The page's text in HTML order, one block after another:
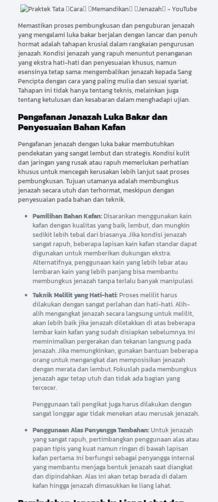
Memastikan proses pembungkusan dan penguburan jenazah
yang mengalami luka bakar berjalan dengan lancar dan penuh
hormat adalah tahapan krusial dalam rangkaian pengurusan
jenazah. Kondisi jenazah yang rapuh menuntut penanganan
yang ekstra hati-hati dan penyesuaian khusus, namun
esensinya tetap sama: mengembalikan jenazah kepada Sang
Pencipta dengan cara yang paling mulia dan sesuai syariat.
Tahapan ini tidak hanya tentang teknis, melainkan juga
tentang ketulusan dan kesabaran dalam menghadapi ujian.
Pengafanan Jenazah Luka Bakar dan
Penyesuaian Bahan Kafan
Pengafanan jenazah dengan luka bakar membutuhkan
pendekatan yang sangat lembut dan strategis. Kondisi kulit
dan jaringan yang rusak atau rapuh memerlukan perhatian
khusus untuk mencegah kerusakan lebih lanjut saat proses
pembungkusan. Tujuan utamanya adalah membungkus
jenazah secara utuh dan terhormat, meskipun dengan
penyesuaian pada bahan dan teknik.
Pemilihan Bahan Kafan:Disarankan menggunakan kain
kafan dengan kualitas yang baik, lembut, dan mungkin
sedikit lebih tebal dari biasanya. Jika kondisi jenazah
sangat rapuh, beberapa lapisan kain kafan standar dapat
digunakan untuk memberikan dukungan ekstra.
Alternatifnya, penggunaan kain yang lebih lebar atau
lembaran kain yang lebih panjang bisa membantu
membungkus jenazah tanpa terlalu banyak manipulasi.
Teknik Melilit yang Hati-hati:Proses melilit harus
dilakukan dengan sangat perlahan dan hati-hati. Alih-
alih mengangkat jenazah secara langsung untuk melilit,
akan lebih baik jika jenazah diletakkan di atas beberapa
lembar kain kafan yang sudah disiapkan sebelumnya. Ini
meminimalkan pergerakan dan tekanan langsung pada
jenazah. Jika memungkinkan, gunakan bantuan beberapa
orang untuk mengangkat dan memposisikan jenazah
dengan merata dan lembut. Fokuslah pada membungkus
jenazah agar tetap utuh dan tidak ada bagian yang
tercecer.
Penggunaan tali pengikat juga harus dilakukan dengan
sangat longgar agar tidak menekan atau merusak jenazah.
Penggunaan Alas Penyangga Tambahan:Untuk jenazah
yang sangat rapuh, pertimbangkan penggunaan alas atau
papan tipis yang kuat namun ringan di bawah lapisan
kafan pertama. Ini berfungsi sebagai penyangga internal
yang membantu menjaga bentuk jenazah saat diangkat
dan dipindahkan. Alas ini akan tetap berada di dalam
kafan hingga jenazah dimasukkan ke liang lahat.